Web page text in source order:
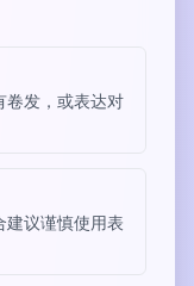
卷发，或表达对
建议谨慎使用表